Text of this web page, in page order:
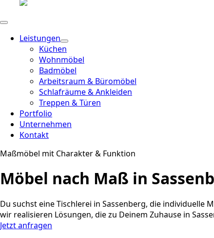
Leistungen
Küchen
Wohnmöbel
Badmöbel
Arbeitsraum & Büromöbel
Schlafräume & Ankleiden
Treppen & Türen
Portfolio
Unternehmen
Kontakt
Maßmöbel mit Charakter & Funktion
Möbel nach Maß in
Du suchst eine Tischlerei in Sassenberg, die individuelle
wir realisieren Lösungen, die zu Deinem Zuhause in
Jetzt anfragen